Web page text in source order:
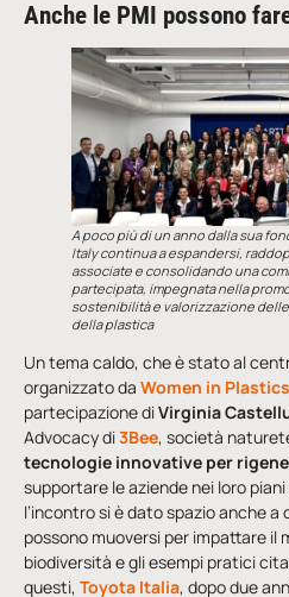
Anche le PMI possono
A poco più di un anno dalla sua
Italy continua a espandersi,
associate e consolidando una
partecipata, impegnata nella
sostenibilità e valorizzazione
della plastica
Un tema caldo, che è stato al
organizzato da Women in
partecipazione diVirginia
Advocacy di3Bee, società
tecnologie innovative per
supportare le aziende nei loro
l’incontro si è dato spazio anche a
possono muoversi per impattare il
biodiversità e gli esempi pratici
questi, Toyota Italia, dopo due